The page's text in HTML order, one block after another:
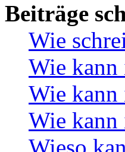
Beiträge
Wie
Wie kann
Wie kann
Wie kann